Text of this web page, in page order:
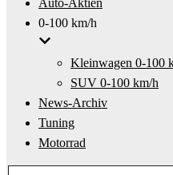
Auto-Aktien
0-100 km/h
Kleinwagen 0-100
SUV 0-100 km/h
News-Archiv
Tuning
Motorrad